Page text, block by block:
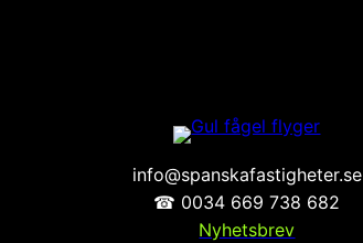
info@spanskafastigheter.se
☎ 0034 669 738 682
Nyhetsbrev